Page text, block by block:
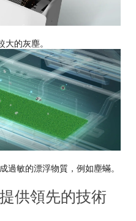
的灰塵。
過敏的漂浮物質，例如塵蟎。
供領先的技術